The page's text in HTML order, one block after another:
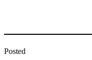
Posted